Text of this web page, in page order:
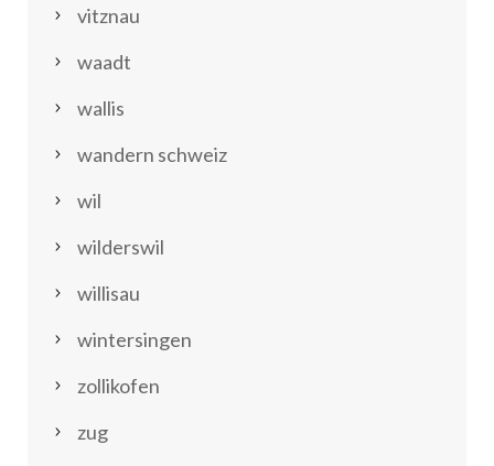
vitznau
waadt
wallis
wandern schweiz
wil
wilderswil
willisau
wintersingen
zollikofen
zug